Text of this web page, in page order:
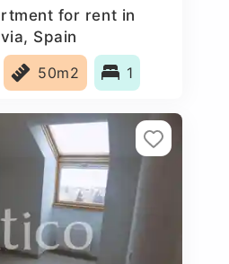
for rent in
Spain
50m2 1